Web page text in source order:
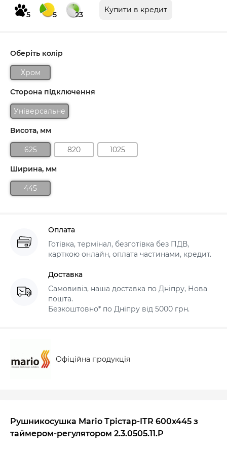
5 5 23
Купити в кредит
Оберіть колір
Хром
Сторона підключення
Універсальне
Висота, мм
625 820 1025
Ширина, мм
445
Оплата
Готівка, термінал, безготівка без ПДВ,
карткою онлайн, оплата частинами, кредит.
Доставка
Самовивіз, наша доставка по Дніпру, Нова
пошта.
Безкоштовно* по Дніпру від 5000 грн.
Офіційна продукція
Рушникосушка Mario Трістар-ITR 600x445 з
таймером-регулятором 2.3.0505.11.P